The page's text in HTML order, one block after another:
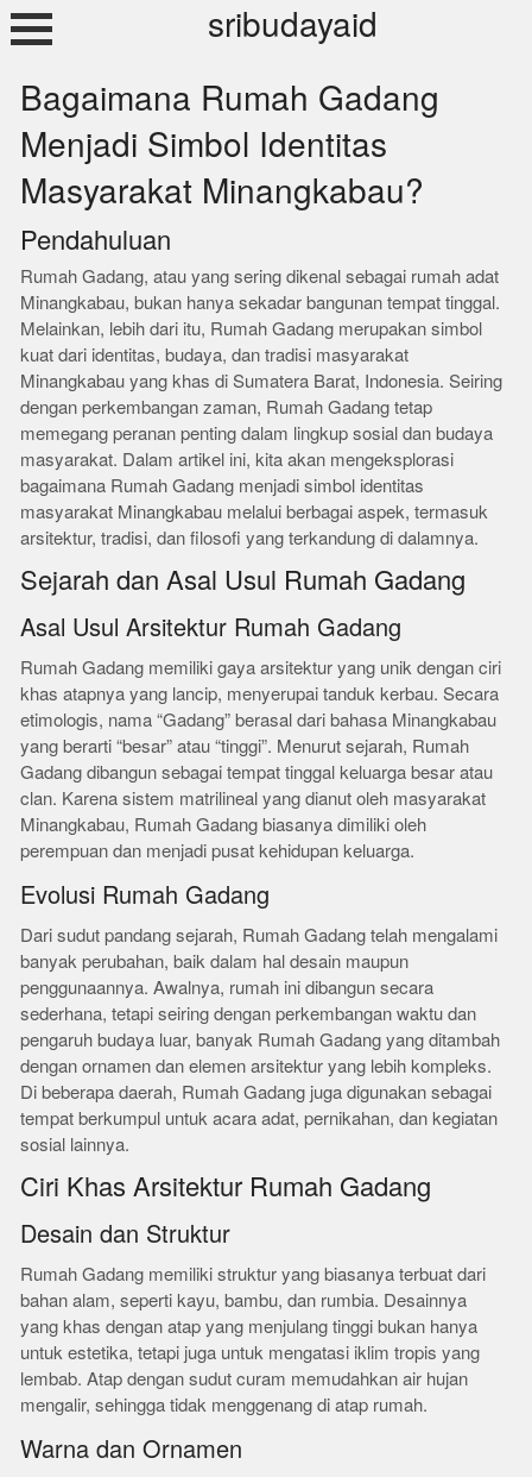
Skip
to
sribudayaid
Bagaimana Rumah Gadang
Menjadi Simbol Identitas
Masyarakat Minangkabau?
Pendahuluan
Rumah Gadang, atau yang sering dikenal sebagai rumah adat
Minangkabau, bukan hanya sekadar bangunan tempat tinggal.
Melainkan, lebih dari itu, Rumah Gadang merupakan simbol
kuat dari identitas, budaya, dan tradisi masyarakat
Minangkabau yang khas di Sumatera Barat, Indonesia. Seiring
dengan perkembangan zaman, Rumah Gadang tetap
memegang peranan penting dalam lingkup sosial dan budaya
masyarakat. Dalam artikel ini, kita akan mengeksplorasi
bagaimana Rumah Gadang menjadi simbol identitas
masyarakat Minangkabau melalui berbagai aspek, termasuk
arsitektur, tradisi, dan filosofi yang terkandung di dalamnya.
Sejarah dan Asal Usul Rumah Gadang
Asal Usul Arsitektur Rumah Gadang
Rumah Gadang memiliki gaya arsitektur yang unik dengan ciri
khas atapnya yang lancip, menyerupai tanduk kerbau. Secara
etimologis, nama “Gadang” berasal dari bahasa Minangkabau
yang berarti “besar” atau “tinggi”. Menurut sejarah, Rumah
Gadang dibangun sebagai tempat tinggal keluarga besar atau
clan. Karena sistem matrilineal yang dianut oleh masyarakat
Minangkabau, Rumah Gadang biasanya dimiliki oleh
perempuan dan menjadi pusat kehidupan keluarga.
Evolusi Rumah Gadang
Dari sudut pandang sejarah, Rumah Gadang telah mengalami
banyak perubahan, baik dalam hal desain maupun
penggunaannya. Awalnya, rumah ini dibangun secara
sederhana, tetapi seiring dengan perkembangan waktu dan
pengaruh budaya luar, banyak Rumah Gadang yang ditambah
dengan ornamen dan elemen arsitektur yang lebih kompleks.
Di beberapa daerah, Rumah Gadang juga digunakan sebagai
tempat berkumpul untuk acara adat, pernikahan, dan kegiatan
sosial lainnya.
Ciri Khas Arsitektur Rumah Gadang
Desain dan Struktur
Rumah Gadang memiliki struktur yang biasanya terbuat dari
bahan alam, seperti kayu, bambu, dan rumbia. Desainnya
yang khas dengan atap yang menjulang tinggi bukan hanya
untuk estetika, tetapi juga untuk mengatasi iklim tropis yang
lembab. Atap dengan sudut curam memudahkan air hujan
mengalir, sehingga tidak menggenang di atap rumah.
Warna dan Ornamen